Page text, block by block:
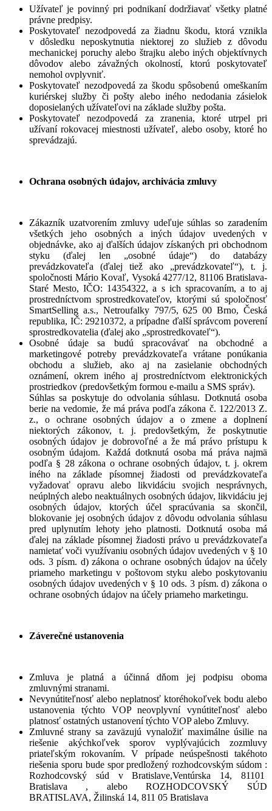
Užívateľ je povinný pri podnikaní dodržiavať všetky platné
právne predpisy.
Poskytovateľ nezodpovedá za žiadnu škodu, ktorá vznikla
v dôsledku neposkytnutia niektorej zo služieb z dôvodu
mechanickej poruchy alebo štrajku alebo iných objektívnych
dôvodov alebo závažných okolností, ktorú poskytovateľ
nemohol ovplyvniť.
Poskytovateľ nezodpovedá za škodu spôsobenú omeškaním
kuriérskej služby či pošty alebo iného nedodania zásielok
doposielaných užívateľovi na základe služby pošta.
Poskytovateľ nezodpovedá za zranenia, ktoré utrpel pri
užívaní rokovacej miestnosti užívateľ, alebo osoby, ktoré ho
sprevádzajú.
Ochrana osobných údajov, archivácia zmluvy
Zákazník uzatvorením zmluvy udeľuje súhlas so zaradením
všetkých jeho osobných a iných údajov uvedených v
objednávke, ako aj ďalších údajov získaných pri obchodnom
styku (ďalej len „osobné údaje“) do databázy
prevádzkovateľa (ďalej tiež ako „prevádzkovateľ“), t. j.
spoločnosti Mário Kovaľ, Vysoká 4277/12, 81106 Bratislava-
Staré Mesto, IČO: 14354322, a s ich spracovaním, a to aj
prostredníctvom sprostredkovateľov, ktorými sú spoločnosť
SmartSelling a.s., Netroufalky 797/5, 625 00 Brno, Česká
republika, IČ: 29210372, a prípadne ďalší správcom poverení
sprostredkovatelia (ďalej ako „sprostredkovateľ“).
Osobné údaje sa budú spracovávať na obchodné a
marketingové potreby prevádzkovateľa vrátane ponúkania
obchodu a služieb, ako aj na zasielanie obchodných
oznámení, okrem iného aj prostredníctvom elektronických
prostriedkov (predovšetkým formou e-mailu a SMS správ).
Súhlas sa poskytuje do odvolania súhlasu. Dotknutá osoba
berie na vedomie, že má práva podľa zákona č. 122/2013 Z.
z., o ochrane osobných údajov a o zmene a doplnení
niektorých zákonov, t. j. predovšetkým, že poskytnutie
osobných údajov je dobrovoľné a že má právo prístupu k
osobným údajom. Každá dotknutá osoba má práva najmä
podľa § 28 zákona o ochrane osobných údajov, t. j. okrem
iného na základe písomnej žiadosti od prevádzkovateľa
vyžadovať opravu alebo likvidáciu svojich nesprávnych,
neúplných alebo neaktuálnych osobných údajov, likvidáciu jej
osobných údajov, ktorých účel spracúvania sa skončil,
blokovanie jej osobných údajov z dôvodu odvolania súhlasu
pred uplynutím lehoty jeho platnosti. Dotknutá osoba má
ďalej na základe písomnej žiadosti právo u prevádzkovateľa
namietať voči využívaniu osobných údajov uvedených v § 10
ods. 3 písm. d) zákona o ochrane osobných údajov na účely
priameho marketingu v poštovom styku alebo poskytovaniu
osobných údajov uvedených v § 10 ods. 3 písm. d) zákona o
ochrane osobných údajov na účely priameho marketingu.
Záverečné ustanovenia
Zmluva je platná a účinná dňom jej podpisu oboma
zmluvnými stranami.
Nevynútiteľnosť alebo neplatnosť ktoréhokoľvek bodu alebo
ustanovenia týchto VOP neovplyvní vynútiteľnosť alebo
platnosť ostatných ustanovení týchto VOP alebo Zmluvy.
Zmluvné strany sa zaväzujú vynaložiť maximálne úsilie na
riešenie akýchkoľvek sporov vyplývajúcich zozmluvy
priateľským rokovaním. V prípade neúspešnosti takéhoto
riešenia sporu bude spor predložený rozhodcovským súdom :
Rozhodcovský súd v Bratislave,Ventúrska 14, 81101
Bratislava , alebo ROZHODCOVSKÝ SÚD
BRATISLAVA, Žilinská 14, 811 05 Bratislava